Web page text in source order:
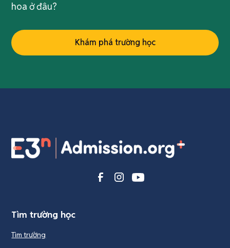
hoa ở đâu?
Khám phá trường học
Tìm trường học
Tìm trường